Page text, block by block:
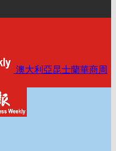
澳大利亞昆士蘭華商周